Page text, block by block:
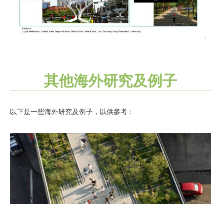
其他海外研究及例子
以下是一些海外研究及例子，以供參考：